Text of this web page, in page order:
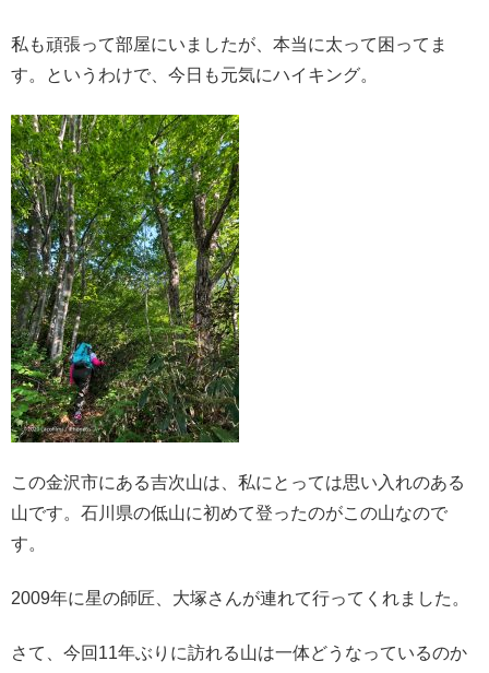
私も頑張って部屋にいましたが、本当に太って困ってま
す。というわけで、今日も元気にハイキング。
この金沢市にある吉次山は、私にとっては思い入れのある
山です。石川県の低山に初めて登ったのがこの山なので
す。
2009年に星の師匠、大塚さんが連れて行ってくれました。
さて、今回11年ぶりに訪れる山は一体どうなっているのか